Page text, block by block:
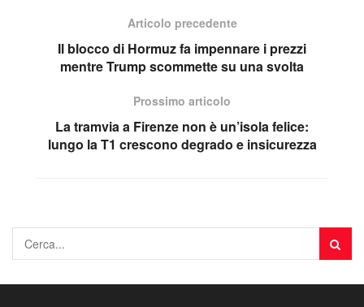
Articolo precedente
Il blocco di Hormuz fa impennare i prezzi
mentre Trump scommette su una svolta
Prossimo articolo
La tramvia a Firenze non è un’isola felice:
lungo la T1 crescono degrado e insicurezza